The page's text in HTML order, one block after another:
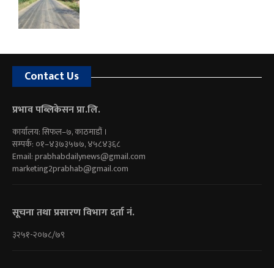
Contact Us
प्रभाव पब्लिकेसन प्रा.लि.
कार्यालय: सिफल–७, काठमाडौं ।
सम्पर्क: ०१–४३७३५७७, ४५८४३६८
Email:prabhabdailynews@gmail.com
marketing2prabhab@gmail.com
सूचना तथा प्रसारण विभाग दर्ता नं.
३२५१-२०७८/७९